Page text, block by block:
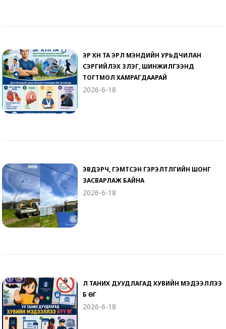
ЭР ХҮН ТА ЭРҮҮЛ МЭНДИЙН УРЬДЧИЛАН
СЭРГИЙЛЭХ ҮЗЛЭГ, ШИНЖИЛГЭЭНД
ТОГТМОЛ ХАМРАГДААРАЙ
2026-6-18
ЭВДЭРЧ, ГЭМТСЭН ГЭРЭЛТҮҮЛГИЙН ШОНГ
ЗАСВАРЛАЖ БАЙНА
2026-6-18
ҮЛ ТАНИХ ДУУДЛАГАД ХУВИЙН МЭДЭЭЛЛЭЭ
БҮҮ ӨГ
2026-6-18